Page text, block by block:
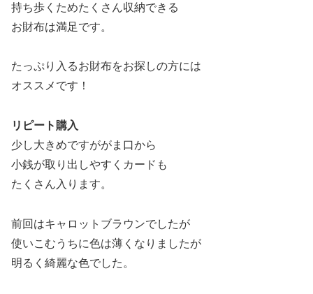
持ち歩くためたくさん収納できる
お財布は満足です。
たっぷり入るお財布をお探しの方には
オススメです！
リピート購入
少し大きめですががま口から
小銭が取り出しやすくカードも
たくさん入ります。
前回はキャロットブラウンでしたが
使いこむうちに色は薄くなりましたが
明るく綺麗な色でした。